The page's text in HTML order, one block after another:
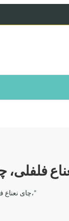
Products tagged “چای نعناع فلفلی، چای کیسه ای،”